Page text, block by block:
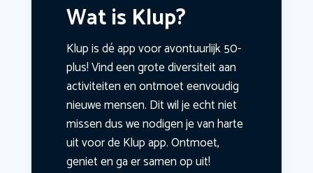
Wat is Klup?
Klup is dé app voor avontuurlijk 50-
plus! Vind een grote diversiteit aan
activiteiten en ontmoet eenvoudig
nieuwe mensen. Dit wil je echt niet
missen dus we nodigen je van harte
uit voor de Klup app. Ontmoet,
geniet en ga er samen op uit!